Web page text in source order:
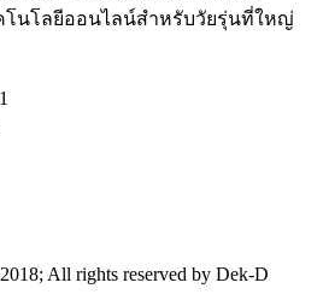
โนโลยีออนไลน์สำหรับวัยรุ่นที่ใหญ่
All rights reserved by Dek-D